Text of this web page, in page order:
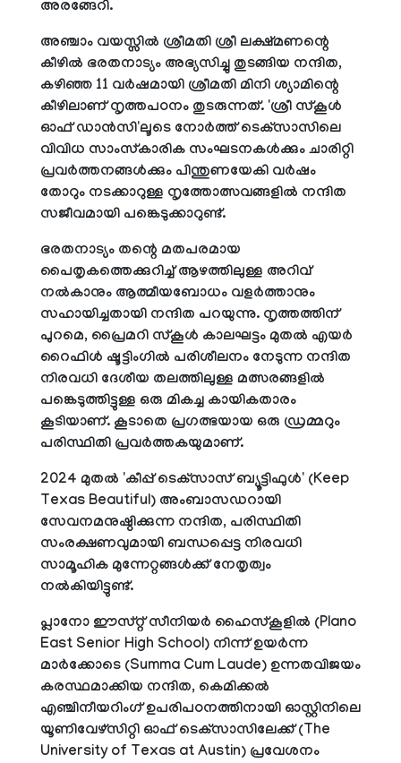
അരങ്ങേറി.
അഞ്ചാം വയസ്സില്‍ ശ്രീമതി ശ്രീ ലക്ഷ്മണന്റെ
കീഴില്‍ ഭരതനാട്യം അഭ്യസിച്ചു തുടങ്ങിയ നന്ദിത,
കഴിഞ്ഞ 11 വര്‍ഷമായി ശ്രീമതി മിനി ശ്യാമിന്റെ
കീഴിലാണ് നൃത്തപഠനം തുടരുന്നത്. 'ശ്രീ സ്‌കൂള്‍
ഓഫ് ഡാന്‍സി'ലൂടെ നോര്‍ത്ത് ടെക്‌സാസിലെ
വിവിധ സാംസ്‌കാരിക സംഘടനകള്‍ക്കും ചാരിറ്റി
പ്രവര്‍ത്തനങ്ങള്‍ക്കും പിന്തുണയേകി വര്‍ഷം
തോറും നടക്കാറുള്ള നൃത്തോത്സവങ്ങളില്‍ നന്ദിത
സജീവമായി പങ്കെടുക്കാറുണ്ട്.
ഭരതനാട്യം തന്റെ മതപരമായ
പൈതൃകത്തെക്കുറിച്ച് ആഴത്തിലുള്ള അറിവ്
നല്‍കാനും ആത്മീയബോധം വളര്‍ത്താനും
സഹായിച്ചതായി നന്ദിത പറയുന്നു. നൃത്തത്തിന്
പുറമെ, പ്രൈമറി സ്‌കൂള്‍ കാലഘട്ടം മുതല്‍ എയര്‍
റൈഫിള്‍ ഷൂട്ടിംഗില്‍ പരിശീലനം നേടുന്ന നന്ദിത
നിരവധി ദേശീയ തലത്തിലുള്ള മത്സരങ്ങളില്‍
പങ്കെടുത്തിട്ടുള്ള ഒരു മികച്ച കായികതാരം
കൂടിയാണ്. കൂടാതെ പ്രഗത്ഭയായ ഒരു ഡ്രമ്മറും
പരിസ്ഥിതി പ്രവര്‍ത്തകയുമാണ്.
2024 മുതല്‍ 'കീപ്പ് ടെക്‌സാസ് ബ്യൂട്ടിഫുള്‍' (Keep
Texas Beautiful) അംബാസഡറായി
സേവനമനുഷ്ഠിക്കുന്ന നന്ദിത, പരിസ്ഥിതി
സംരക്ഷണവുമായി ബന്ധപ്പെട്ട നിരവധി
സാമൂഹിക മുന്നേറ്റങ്ങള്‍ക്ക് നേതൃത്വം
നല്‍കിയിട്ടുണ്ട്.
പ്ലാനോ ഈസ്റ്റ് സീനിയര്‍ ഹൈസ്‌കൂളില്‍ (Plano
East Senior High School) നിന്ന് ഉയര്‍ന്ന
മാര്‍ക്കോടെ (Summa Cum Laude) ഉന്നതവിജയം
കരസ്ഥമാക്കിയ നന്ദിത, കെമിക്കല്‍
എഞ്ചിനീയറിംഗ് ഉപരിപഠനത്തിനായി ഓസ്റ്റിനിലെ
യൂണിവേഴ്‌സിറ്റി ഓഫ് ടെക്‌സാസിലേക്ക് (The
University of Texas at Austin) പ്രവേശനം